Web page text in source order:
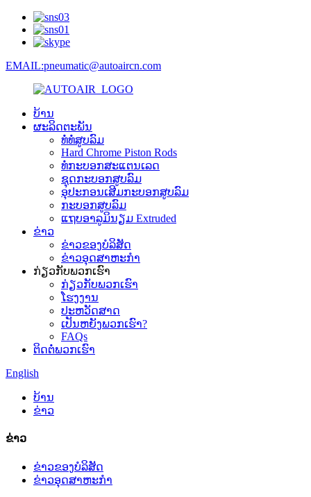
EMAIL:pneumatic@autoaircn.com
ບ້ານ
ຜະລິດຕະພັນ
ທໍ່ທໍ່ສູບລົມ
Hard Chrome Piston Rods
ທໍ່ກະບອກສະແຕນເລດ
ຊຸດກະບອກສູບລົມ
ອຸປະກອນເສີມກະບອກສູບລົມ
ກະບອກສູບລົມ
ແຖບອາລູມິນຽມ Extruded
ຂ່າວ
ຂ່າວຂອງບໍລິສັດ
ຂ່າວອຸດສາຫະກໍາ
ກ່ຽວ​ກັບ​ພວກ​ເຮົາ
ກ່ຽວ​ກັບ​ພວກ​ເຮົາ
ໂຮງງານ
ປະຫວັດສາດ
ເປັນຫຍັງພວກເຮົາ?
FAQs
ຕິດ​ຕໍ່​ພວກ​ເຮົາ
English
ບ້ານ
ຂ່າວ
ຂ່າວ
ຂ່າວຂອງບໍລິສັດ
ຂ່າວອຸດສາຫະກໍາ